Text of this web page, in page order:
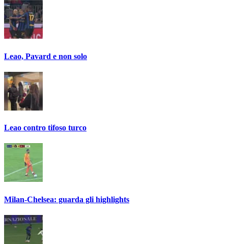
Leao, Pavard e non solo
Leao contro tifoso turco
Milan-Chelsea: guarda gli highlights